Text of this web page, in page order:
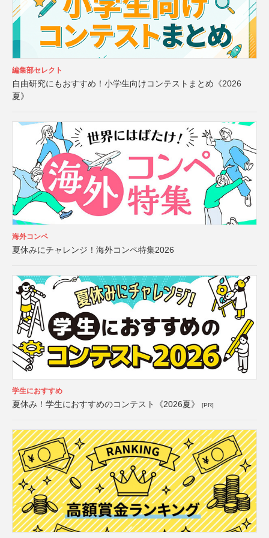
編集部セレクト
自由研究にもおすすめ！小学生向けコンテストまとめ《2026
夏》
海外コンペ
夏休みにチャレンジ！海外コンペ特集2026
学生におすすめ
夏休み！学生におすすめのコンテスト《2026夏》 [PR]